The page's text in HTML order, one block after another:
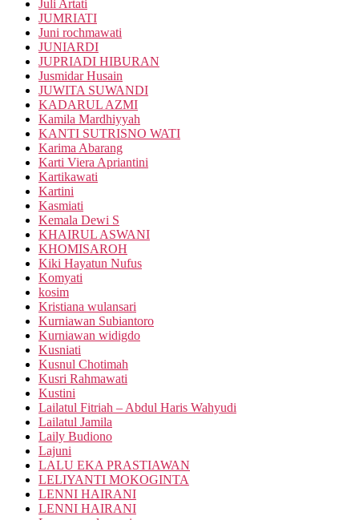
Juli Artati
JUMRIATI
Juni rochmawati
JUNIARDI
JUPRIADI HIBURAN
Jusmidar Husain
JUWITA SUWANDI
KADARUL AZMI
Kamila Mardhiyyah
KANTI SUTRISNO WATI
Karima Abarang
Karti Viera Apriantini
Kartikawati
Kartini
Kasmiati
Kemala Dewi S
KHAIRUL ASWANI
KHOMISAROH
Kiki Hayatun Nufus
Komyati
kosim
Kristiana wulansari
Kurniawan Subiantoro
Kurniawan widigdo
Kusniati
Kusnul Chotimah
Kusri Rahmawati
Kustini
Lailatul Fitriah – Abdul Haris Wahyudi
Lailatul Jamila
Laily Budiono
Lajuni
LALU EKA PRASTIAWAN
LELIYANTI MOKOGINTA
LENNI HAIRANI
LENNI HAIRANI